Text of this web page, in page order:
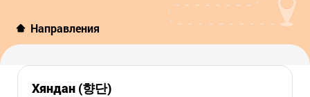
Направления
Хяндан (향단)